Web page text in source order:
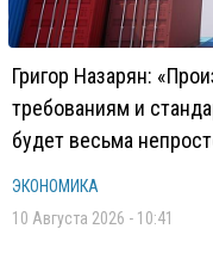
Григор Назарян:
требованиям и
будет весьма
ЭКОНОМИКА
10 Августа 2026 - 10:41